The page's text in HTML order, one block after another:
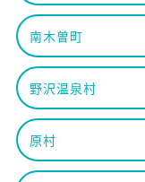
南木曽町
野沢温泉村
原村